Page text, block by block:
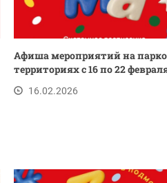
Афиша мероприятий на
территориях с 16 по 22
16.02.2026